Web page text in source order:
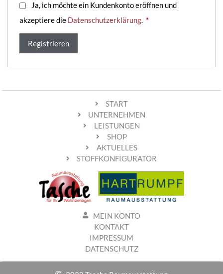
Ja, ich möchte ein Kundenkonto eröffnen und
akzeptiere die Datenschutzerklärung. *
Registrieren
START
UNTERNEHMEN
LEISTUNGEN
SHOP
AKTUELLES
STOFFKONFIGURATOR
MEIN KONTO
KONTAKT
IMPRESSUM
DATENSCHUTZ